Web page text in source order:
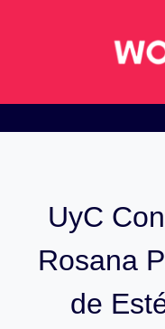
UyC
Rosana
de